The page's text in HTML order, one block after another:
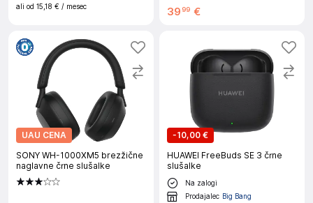
ali od 15,18 € / mesec 39 99 €
UAU CENA
SONY WH-1000XM5 brezžične
naglavne črne slušalke
-10,00 €
HUAWEI FreeBuds SE 3 črne
slušalke
Na zalogi
Prodajalec Big Bang